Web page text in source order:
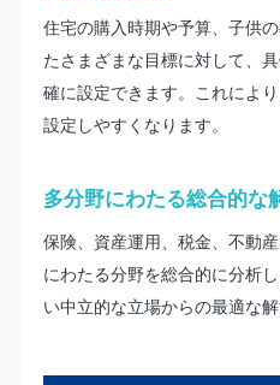
住宅の購入時期や予算、子供
たさまざまな目標に対して、
確に設定できます。これによ
設定しやすくなります。
多分野にわたる総合的な
保険、資産運用、税金、不動
にわたる分野を総合的に分析
い中立的な立場からの最適な解